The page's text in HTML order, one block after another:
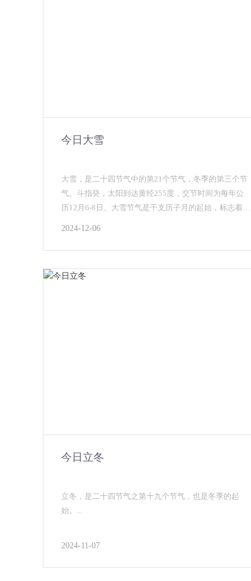
今日大雪
大雪，是二十四节气中的第21个节气，冬季的第三个节
气。斗指癸，太阳到达黄经255度，交节时间为每年公
历12月6-8日。大雪节气是干支历子月的起始，标志着仲
2024-12-06
今日立冬
立冬，是二十四节气之第十九个节气，也是冬季的起
始。...
2024-11-07